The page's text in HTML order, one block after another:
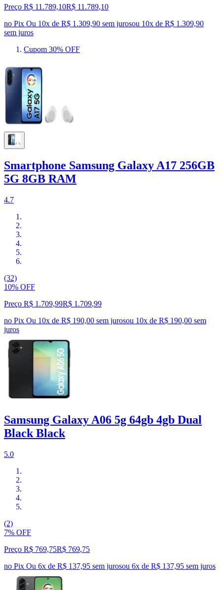
Preço R$ 11.789,10R$ 11.789,10
no Pix Ou 10x de R$ 1.309,90 sem jurosou 10x de R$ 1.309,90
sem juros
Cupom 30% OFF
Smartphone Samsung Galaxy A17 256GB
5G 8GB RAM
4.7
(32)
10% OFF
Preço R$ 1.709,99R$ 1.709,99
no Pix Ou 10x de R$ 190,00 sem jurosou 10x de R$ 190,00 sem
juros
Samsung Galaxy A06 5g 64gb 4gb Dual
Black Black
5.0
(2)
7% OFF
Preço R$ 769,75R$ 769,75
no Pix Ou 6x de R$ 137,95 sem jurosou 6x de R$ 137,95 sem juros